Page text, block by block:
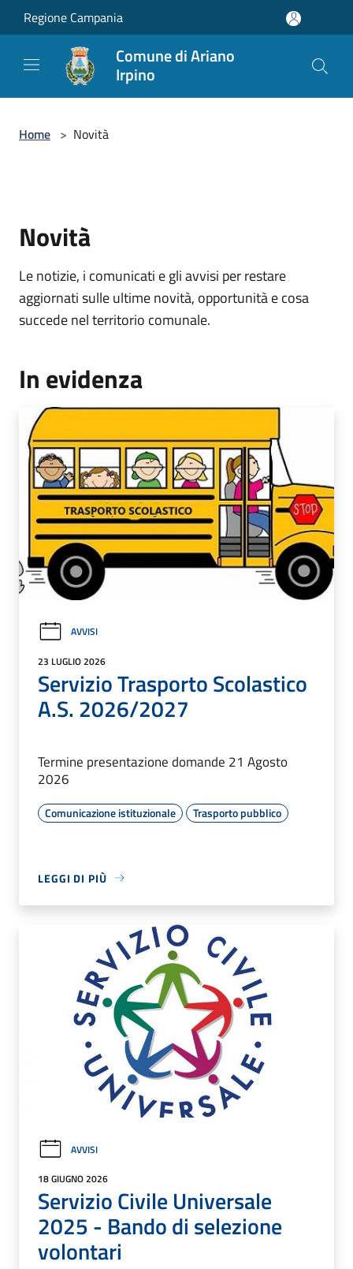
Salta al contenuto principale
Regione Campania
Comune di Ariano
Irpino
Home > Novità
Novità
Le notizie, i comunicati e gli avvisi per restare
aggiornati sulle ultime novità, opportunità e cosa
succede nel territorio comunale.
In evidenza
AVVISI
23 LUGLIO 2026
Servizio Trasporto Scolastico
A.S. 2026/2027
Termine presentazione domande 21 Agosto
2026
Comunicazione istituzionale Trasporto pubblico
LEGGI DI PIÙ
AVVISI
18 GIUGNO 2026
Servizio Civile Universale
2025 - Bando di selezione
volontari